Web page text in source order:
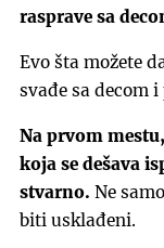
rasprave sa
Evo šta možete
svađe sa decom
Na prvom
koja se dešava
stvarno. Ne
biti usklađeni.